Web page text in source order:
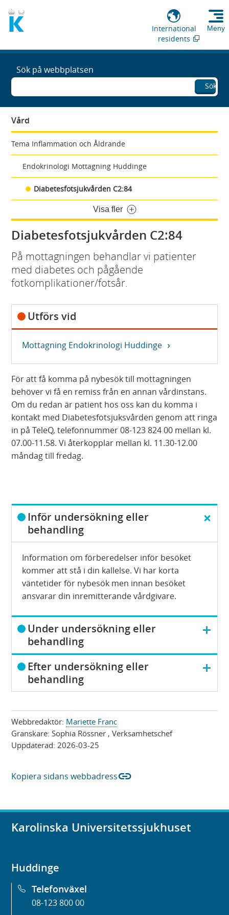
International
residents
Meny
Sök på webbplatsen
Sök
Vård
Tema Inflammation och Åldrande
Endokrinologi Mottagning Huddinge
Diabetesfotsjukvården C2:84
Visa fler
Diabetesfotsjukvården C2:84
På mottagningen behandlar vi patienter
med diabetes och pågående
fotkomplikationer/fotsår.
Utförs vid
Mottagning Endokrinologi Huddinge
För att få komma på nybesök till mottagningen
behöver vi få en remiss från en annan vårdinstans.
Om du redan är patient hos oss kan du komma i
kontakt med Diabetesfotsjuksvården genom att ringa
in på TeleQ, telefonnummer 08-123 824 00 mellan kl.
07.00-11.58. Vi återkopplar mellan kl. 11.30-12.00
måndag till fredag.
D
ö
l
j
Inför undersökning eller
behandling
Information om förberedelser inför besöket
kommer att stå i din kallelse. Vi har korta
väntetider för nybesök men innan besöket
ansvarar din inremitterande vårdgivare.
V
i
s
a
Under undersökning eller
behandling
V
i
s
Efter undersökning eller
behandling
Webbredaktör: Mariette Franc
Granskare:Sophia Rössner , Verksamhetschef
Uppdaterad: 2026-03-25
Kopiera sidans webbadresslink
Karolinska Universitetssjukhuset
Huddinge
Telefonväxel
08-123 800 00